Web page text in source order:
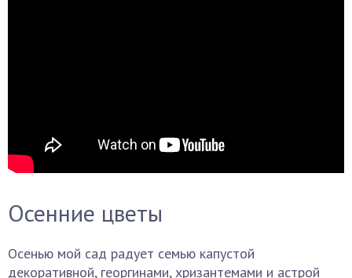
Осенние цветы
Осенью мой сад радует семью капустой
декоративной, георгинами, хризантемами и астрой